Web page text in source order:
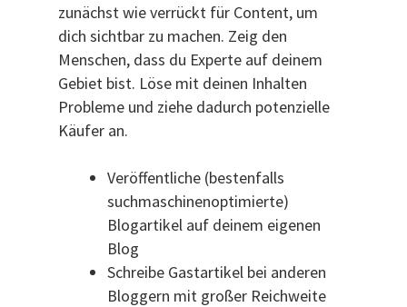
zunächst wie verrückt für Content, um
dich sichtbar zu machen. Zeig den
Menschen, dass du Experte auf deinem
Gebiet bist. Löse mit deinen Inhalten
Probleme und ziehe dadurch potenzielle
Käufer an.
Veröffentliche (bestenfalls
suchmaschinenoptimierte)
Blogartikel auf deinem eigenen
Blog
Schreibe Gastartikel bei anderen
Bloggern mit großer Reichweite